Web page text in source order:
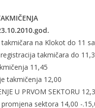
takmičara na Klokot do 11
takmičara do
11,45
takmičenja 12,00
U PRVOM SEKTORU
sektora 14,00 -